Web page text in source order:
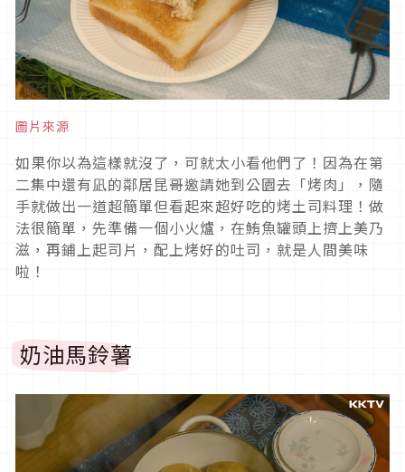
圖片來源
如果你以為這樣就沒了，可就太小看他們了！因為在第
二集中還有凪的鄰居昆哥邀請她到公園去「烤肉」，隨
手就做出一道超簡單但看起來超好吃的烤土司料理！做
法很簡單，先準備一個小火爐，在鮪魚罐頭上擠上美乃
滋，再鋪上起司片，配上烤好的吐司，就是人間美味
啦！
奶油馬鈴薯